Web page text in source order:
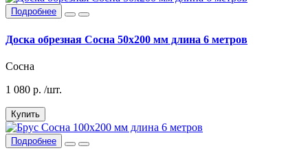
Подробнее
Доска обрезная Сосна 50х200 мм длина 6 метров
Сосна
1 080 р. /шт.
Купить
Подробнее